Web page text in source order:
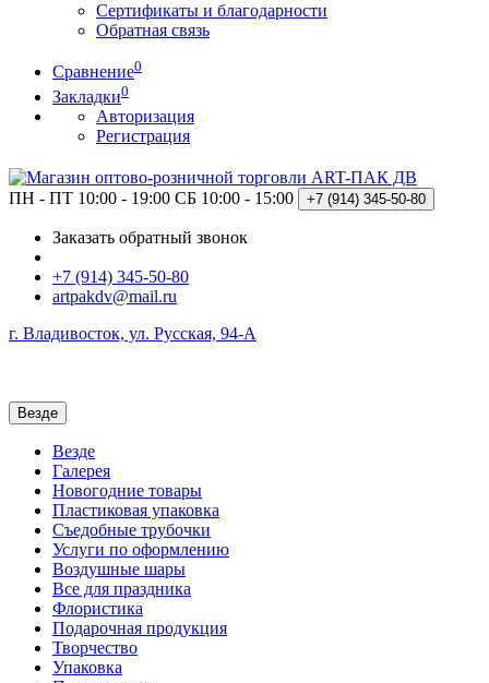
Сертификаты и благодарности
Обратная связь
Сравнение0
Закладки0
Авторизация
Регистрация
ПН - ПТ 10:00 - 19:00 СБ 10:00 - 15:00 +7 (914) 345-50-80
Заказать обратный звонок
+7 (914) 345-50-80
artpakdv@mail.ru
г. Владивосток, ул. Русская, 94-А
Везде
Везде
Галерея
Новогодние товары
Пластиковая упаковка
Съедобные трубочки
Услуги по оформлению
Воздушные шары
Все для праздника
Флористика
Подарочная продукция
Творчество
Упаковка